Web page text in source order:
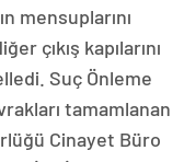
mensuplarını
çıkış kapılarını
Suç Önleme
tamamlanan
Cinayet Büro